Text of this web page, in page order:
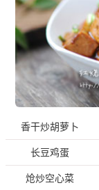
香干炒胡萝卜
长豆鸡蛋
炝炒空心菜